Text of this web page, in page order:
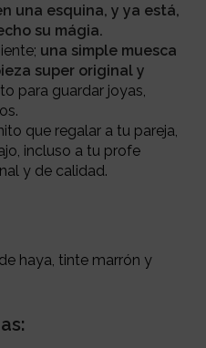
una esquina, y ya está,
su mágia.
una simple muesca
super original y
para guardar joyas,
que regalar a tu pareja,
incluso a tu profe
y de calidad.
haya, tinte marrón y